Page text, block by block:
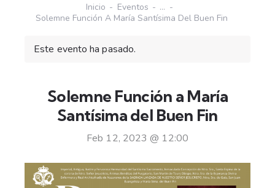
Inicio Eventos
...
Solemne Función A María Santísima Del Buen Fin
Este evento ha pasado.
Solemne Función a María
Santísima del Buen Fin
Feb 12, 2023 @ 12:00